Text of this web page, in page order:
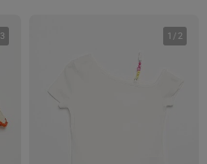
3 1 / 2